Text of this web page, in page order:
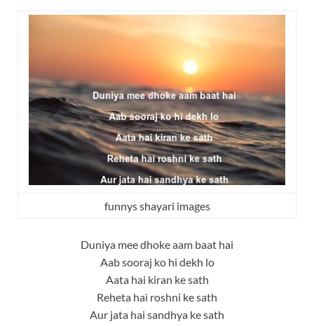
funnys shayari images
Duniya mee dhoke aam baat hai
Aab sooraj ko hi dekh lo
Aata hai kiran ke sath
Reheta hai roshni ke sath
Aur jata hai sandhya ke sath